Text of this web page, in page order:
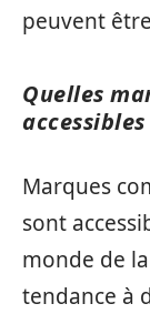
peuvent
Quelles
accessibles
Marques
sont
monde de
tendance à